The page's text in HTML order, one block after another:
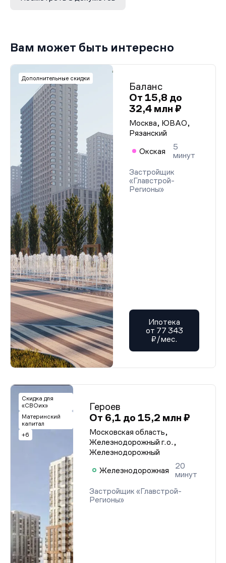
Вам может быть интересно
Дополнительные скидки
Баланс
От 15,8 до
32,4 млн ₽
Москва, ЮВАО,
Рязанский
Окская
5
минут
Застройщик
«Главстрой-
Регионы»
Ипотека
от 77 343
₽/мес.
Скидка для
«СВОих»
Материнский
капитал
+6
Героев
От 6,1 до 15,2 млн ₽
Московская область,
Железнодорожный г.о.,
Железнодорожный
Железнодорожная
20
минут
Застройщик «Главстрой-
Регионы»